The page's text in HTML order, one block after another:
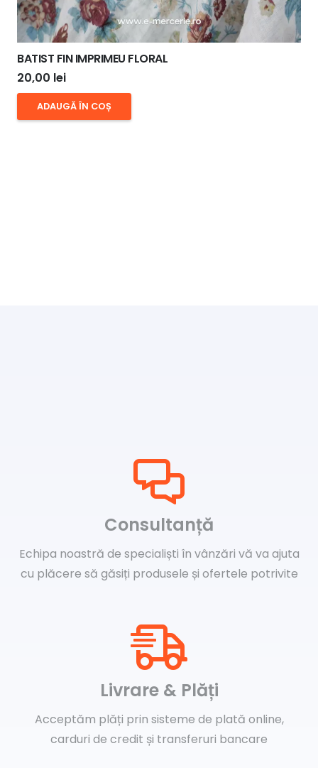
BATIST FIN IMPRIMEU FLORAL
20,00 lei
ADAUGĂ ÎN COȘ
Consultanță
Echipa noastră de specialiști în vânzări vă va ajuta
cu plăcere să găsiți produsele și ofertele potrivite
Livrare & Plăți
Acceptăm plăți prin sisteme de plată online,
carduri de credit și transferuri bancare